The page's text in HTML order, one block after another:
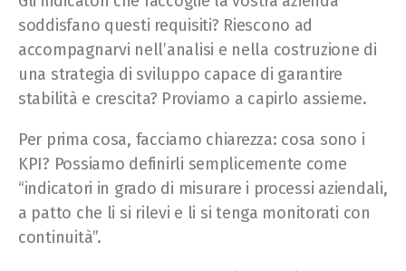
soddisfano questi requisiti? Riescono ad
accompagnarvi nell’analisi e nella costruzione di
una strategia di sviluppo capace di garantire
stabilità e crescita? Proviamo a capirlo assieme.
Per prima cosa, facciamo chiarezza: cosa sono i
KPI? Possiamo definirli semplicemente come
“indicatori in grado di misurare i processi aziendali,
a patto che li si rilevi e li si tenga monitorati con
continuità”.